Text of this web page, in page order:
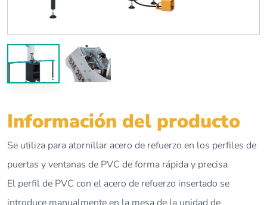
Información del producto
Se utiliza para atornillar acero de refuerzo en los perfiles de
puertas y ventanas de PVC de forma rápida y precisa
El perfil de PVC con el acero de refuerzo insertado se